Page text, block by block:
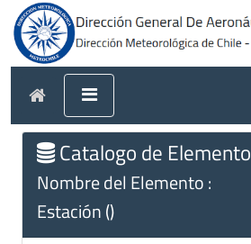
Catalogo de Elemento
Nombre del Elemento :
Estación ()